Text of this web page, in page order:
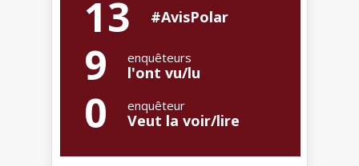
13 #AvisPolar
9 enquêteurs
l'ont vu/lu
0 enquêteur
Veut la voir/lire